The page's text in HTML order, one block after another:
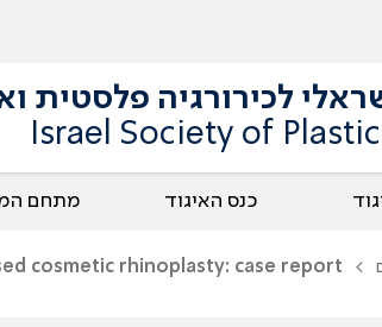
לכירורגיה פלסטית
Israel Society of
כנס האיגוד מתחם
cosmetic rhinoplasty: case report